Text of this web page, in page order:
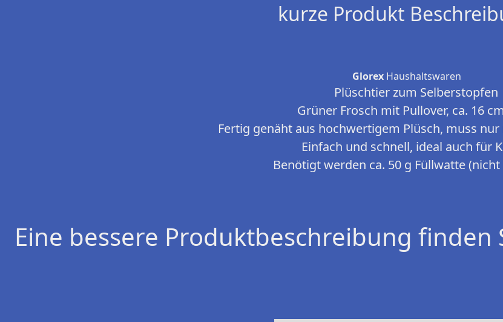
kurze Produkt
GlorexHaushaltswaren
Plüschtier zum Selberstopfen
Grüner Frosch mit Pullover, ca. 16
Fertig genäht aus hochwertigem Plüsch, muss
Einfach und schnell, ideal auch für
Benötigt werden ca. 50 g Füllwatte
Eine bessere Produktbeschreibung finden